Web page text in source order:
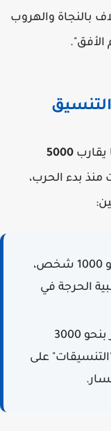
بالنجاة والهروب
5000
منذ بدء الحرب،
سجل خروج نحو 1000 شخص،
الحرجة في
الكتلة الأكبر بنحو 3000
على